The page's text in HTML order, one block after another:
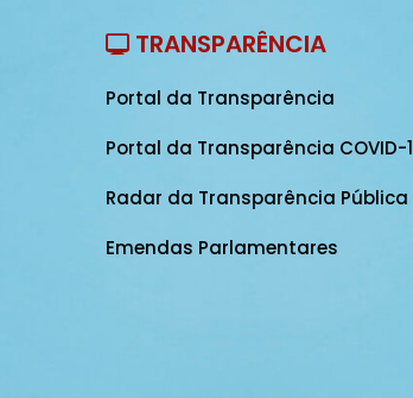
TRANSPARÊNCIA
Portal da Transparência
Portal da Transparência COVID-
Radar da Transparência Pública
Emendas Parlamentares